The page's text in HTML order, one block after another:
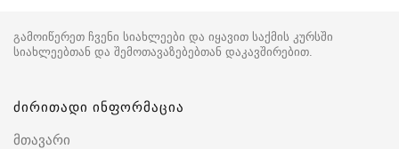
გამოიწერეთ ჩვენი სიახლეები და იყავით საქმის კურსში
სიახლეებთან და შემოთავაზებებთან დაკავშირებით.
ძირითადი ინფორმაცია
მთავარი